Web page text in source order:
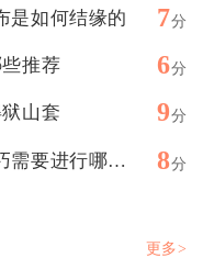
是如何结缘的 7分
推荐 6分
山套 9分
斗罗大陆魂师对决自动技巧需要进行哪些实战练习 8分
更多>